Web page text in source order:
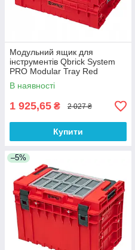
Модульний ящик для
інструментів Qbrick System
PRO Modular Tray Red
(5901238259701)
В наявності
1 925,65 ₴ 2 027 ₴
Купити
–5%